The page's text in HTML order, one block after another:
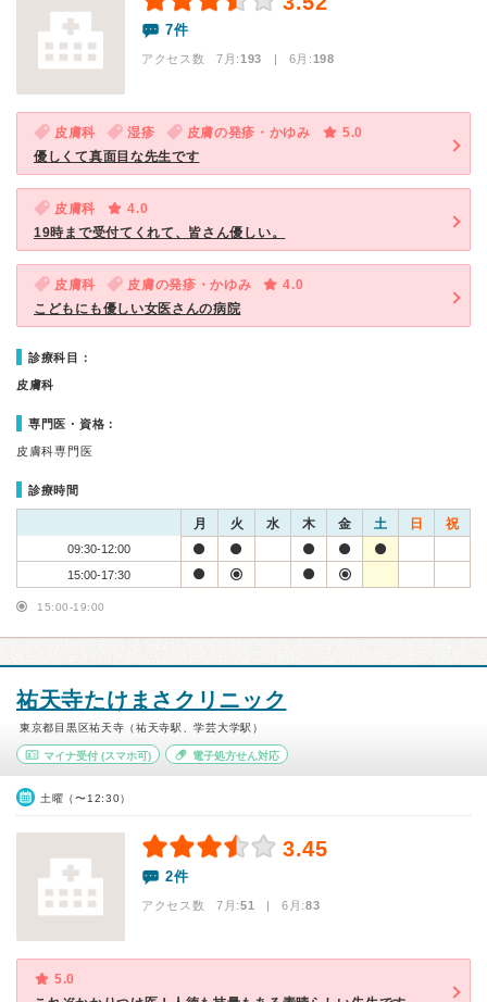
7件
アクセス数 7月:193 | 6月:198
皮膚科 湿疹 皮膚の発疹・かゆみ
5.0
優しくて真面目な先生です
皮膚科
4.0
19時まで受付てくれて、皆さん優しい。
皮膚科 皮膚の発疹・かゆみ
4.0
こどもにも優しい女医さんの病院
診療科目：
皮膚科
専門医・資格：
皮膚科専門医
診療時間
月 火 水 木 金 土 日 祝
09:30-12:00
15:00-17:30
15:00-19:00
祐天寺たけまさクリニック
東京都目黒区祐天寺（祐天寺駅、学芸大学駅）
マイナ受付 (スマホ可) 電子処方せん対応
土曜（〜12:30）
3.45
2件
アクセス数 7月:51 | 6月:83
5.0